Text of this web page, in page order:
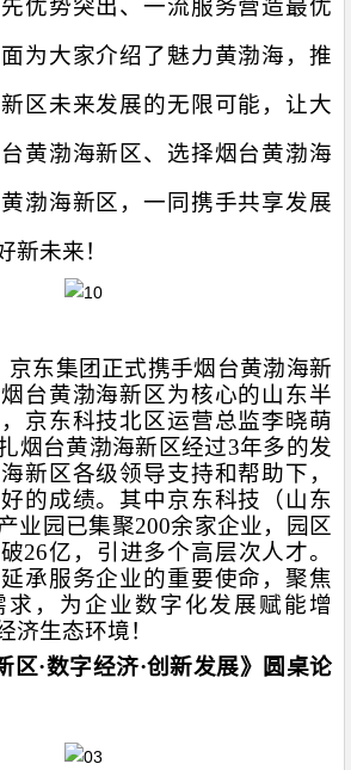
优势突出、一流服务营造最优
为大家介绍了魅力黄渤海，推
区未来发展的无限可能，让大
黄渤海新区、选择烟台黄渤海
渤海新区，一同携手共享发展
新未来！
京东集团正式携手烟台黄渤海新
台黄渤海新区为核心的山东半
京东科技北区运营总监李晓萌
烟台黄渤海新区经过3年多的发
新区各级领导支持和帮助下，
的成绩。其中京东科技（山东
业园已集聚200余家企业，园区
26亿，引进多个高层次人才。
承服务企业的重要使命，聚焦
求，为企业数字化发展赋能增
济生态环境！
区·数字经济·创新发展》圆桌论